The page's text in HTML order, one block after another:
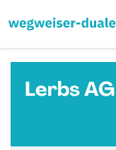
Lerbs AG